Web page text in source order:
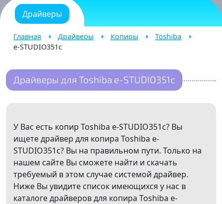
Драйверы
Главная Драйверы Копиры
Toshiba
e-STUDIO351c
Драйверы для Toshiba e-STUDIO351c
У Вас есть копир Toshiba e-STUDIO351c? Вы
ищете драйвер для копира Toshiba e-
STUDIO351c? Вы на правильном пути. Только на
нашем сайте Вы сможете найти и скачать
требуемый в этом случае системой драйвер.
Ниже Вы увидите список имеющихся у нас в
каталоге драйверов для копира Toshiba e-